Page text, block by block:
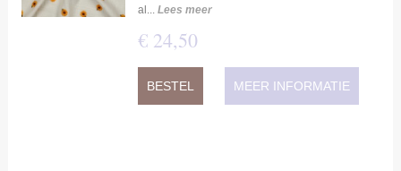
al... Lees meer
€ 24,50
BESTEL MEER INFORMATIE